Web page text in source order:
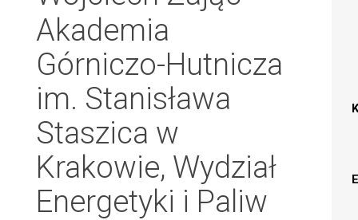
Akademia
Górniczo-Hutnicza
im. Stanisława
Staszica w
Krakowie, Wydział
Energetyki i Paliw